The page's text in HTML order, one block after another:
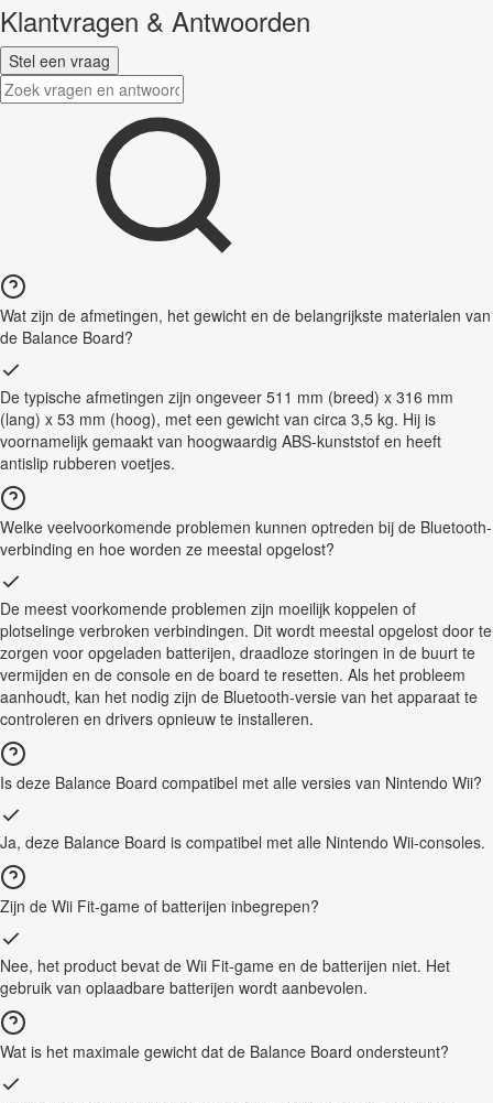
Klantvragen & Antwoorden
Stel een vraag
Wat zijn de afmetingen, het gewicht en de belangrijkste materialen van
de Balance Board?
De typische afmetingen zijn ongeveer 511 mm (breed) x 316 mm
(lang) x 53 mm (hoog), met een gewicht van circa 3,5 kg. Hij is
voornamelijk gemaakt van hoogwaardig ABS-kunststof en heeft
antislip rubberen voetjes.
Welke veelvoorkomende problemen kunnen optreden bij de Bluetooth-
verbinding en hoe worden ze meestal opgelost?
De meest voorkomende problemen zijn moeilijk koppelen of
plotselinge verbroken verbindingen. Dit wordt meestal opgelost door te
zorgen voor opgeladen batterijen, draadloze storingen in de buurt te
vermijden en de console en de board te resetten. Als het probleem
aanhoudt, kan het nodig zijn de Bluetooth-versie van het apparaat te
controleren en drivers opnieuw te installeren.
Is deze Balance Board compatibel met alle versies van Nintendo Wii?
Ja, deze Balance Board is compatibel met alle Nintendo Wii-consoles.
Zijn de Wii Fit-game of batterijen inbegrepen?
Nee, het product bevat de Wii Fit-game en de batterijen niet. Het
gebruik van oplaadbare batterijen wordt aanbevolen.
Wat is het maximale gewicht dat de Balance Board ondersteunt?